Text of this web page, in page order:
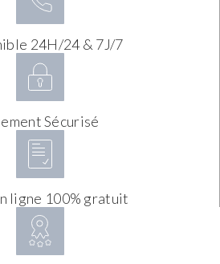
24H/24 & 7J/7
Sécurisé
ligne 100% gratuit